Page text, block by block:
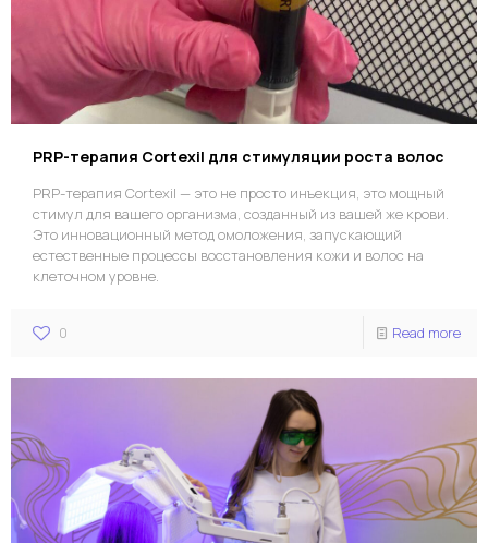
PRP-терапия Cortexil для стимуляции роста волос
PRP-терапия Cortexil — это не просто инъекция, это мощный
стимул для вашего организма, созданный из вашей же крови.
Это инновационный метод омоложения, запускающий
естественные процессы восстановления кожи и волос на
клеточном уровне.
0 Read more